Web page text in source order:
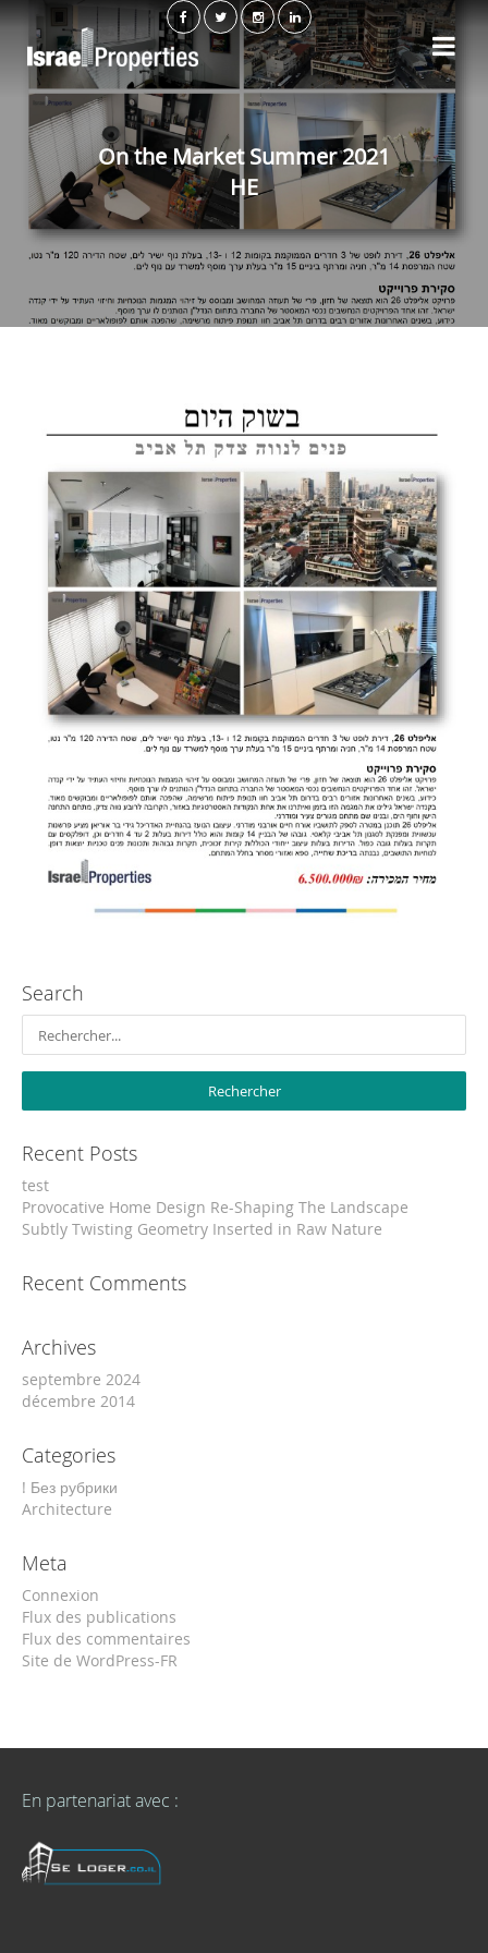
On the Market Summer 2021
HE
Search
Recent Posts
test
Provocative Home Design Re-Shaping The Landscape
Subtly Twisting Geometry Inserted in Raw Nature
Recent Comments
Archives
septembre 2024
décembre 2014
Categories
! Без рубрики
Architecture
Meta
Connexion
Flux des publications
Flux des commentaires
Site de WordPress-FR
En partenariat avec :